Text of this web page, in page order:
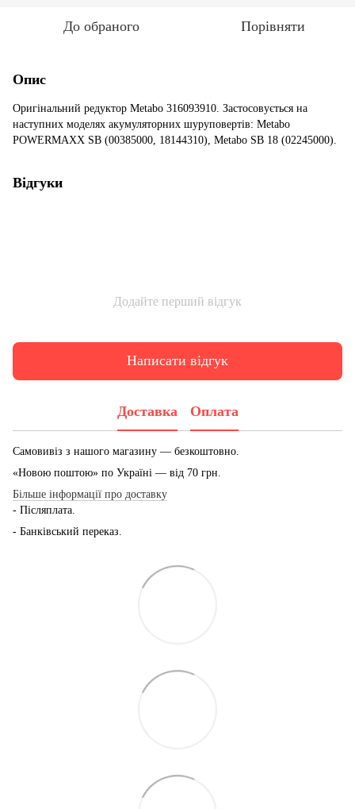
До обраного Порівняти
Опис
Оригінальний редуктор Metabo 316093910. Застосовується на
наступних моделях акумуляторних шуруповертів: Metabo
POWERMAXX SB (00385000, 18144310), Metabo SB 18 (02245000).
Відгуки
Додайте перший відгук
Написати відгук
Доставка Оплата
Самовивіз з нашого магазину — безкоштовно.
«Новою поштою» по Україні — від 70 грн.
Більше інформації про доставку
- Післяплата.
- Банківський переказ.